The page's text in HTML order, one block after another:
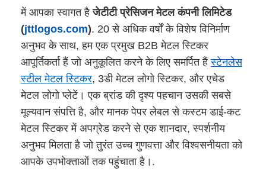
में आपका स्वागत हैजेटीटी प्रेसिजन मेटल कंपनी लिमिटेड
(jttlogos.com). 20 से अधिक वर्षों के विशेष विनिर्माण
अनुभव के साथ, हम एक प्रमुख B2B मेटल स्टिकर
आपूर्तिकर्ता हैं जो अनुकूलित करने के लिए समर्पित हैंस्टेनलेस
स्टील मेटल स्टिकर, 3डी मेटल लोगो स्टिकर, और एचेड
मेटल लोगो प्लेटें। एक ब्रांड की दृश्य पहचान उसकी सबसे
मूल्यवान संपत्ति है, और मानक पेपर लेबल से कस्टम डाई-कट
मेटल स्टिकर में अपग्रेड करने से एक शानदार, स्पर्शनीय
अनुभव मिलता है जो तुरंत उच्च गुणवत्ता और विश्वसनीयता को
आपके उपभोक्ताओं तक पहुंचाता है।.